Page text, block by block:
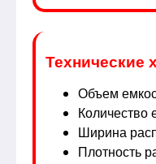
Технические
Объем
Количество
Ширина
Плотность